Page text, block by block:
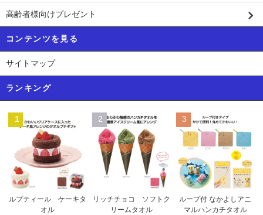
高齢者様向けプレゼント
コンテンツを見る
サイトマップ
ランキング
1
ルプティール ケーキタ
オル
2
リッチチョコ ソフトク
リームタオル
3
ループ付 なかよしアニ
マルハンカチタオル